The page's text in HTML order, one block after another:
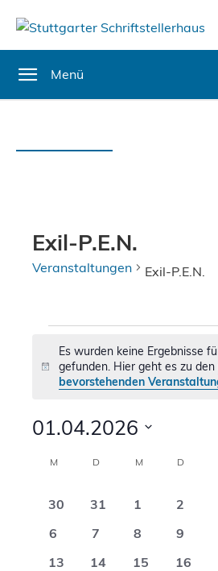
Menü
Exil-P.E.N.
Veranstaltungen Exil-P.E.N.
Hinweis
Es wurden keine Ergebnisse
gefunden. Hier geht es zu den
bevorstehenden
01.04.2026
Kalender
von
M MONTAG
DDIENSTAG
M MITTWOCH
D
0
30
0
31
0
1
0
2
0
6
0
7
0
8
0
9
0
13
0
14
0
15
0
16